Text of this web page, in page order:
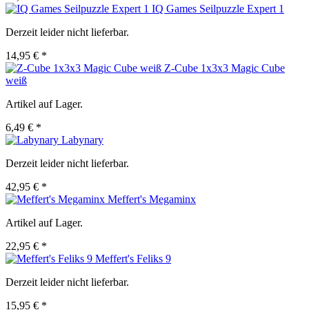
IQ Games Seilpuzzle Expert 1
Derzeit leider nicht lieferbar.
14,95 € *
Z-Cube 1x3x3 Magic Cube
weiß
Artikel auf Lager.
6,49 € *
Labynary
Derzeit leider nicht lieferbar.
42,95 € *
Meffert's Megaminx
Artikel auf Lager.
22,95 € *
Meffert's Feliks 9
Derzeit leider nicht lieferbar.
15,95 € *